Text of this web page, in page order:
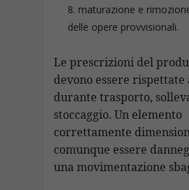
maturazione e
delle opere provvisionali.
Le prescrizioni del
devono essere rispettate
durante trasporto,
stoccaggio. Un elemento
correttamente
comunque essere
una movimentazione